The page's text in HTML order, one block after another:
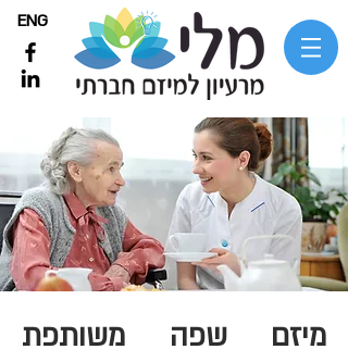
ENG
מיזם שפה משותפת